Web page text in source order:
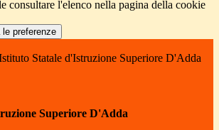
consultare l'elenco nella pagina della cookie
le preferenze
Statale d'Istruzione Superiore D'Adda
Superiore D'Adda